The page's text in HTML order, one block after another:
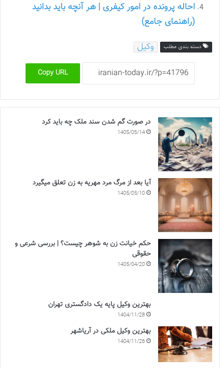
احاله پرونده در امور کیفری | هر آنچه باید بدانید
(راهنمای جامع)
دسته بندی مطلب وکیل
Copy URL
در صورت گم شدن سند ملک چه باید کرد
1405/05/14
آیا بعد از مرگ مرد مهریه به زن تعلق میگیرد
1405/05/10
حکم خیانت زن به شوهر چیست؟ | بررسی شرعی و
حقوقی
1405/04/20
بهترین وکیل پایه یک دادگستری تهران
1404/11/28
بهترین وکیل ملکی در آریاشهر
1404/11/26